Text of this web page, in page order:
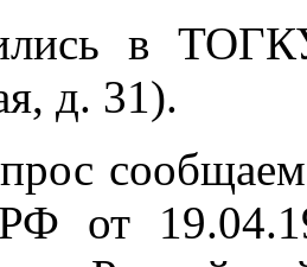
в
д. 31).
сообщаем,
от